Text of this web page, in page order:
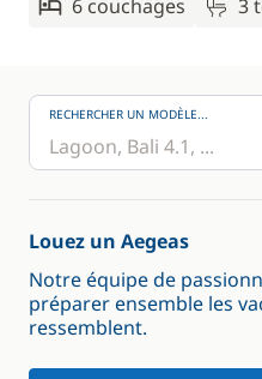
6 couchages
3
RECHERCHER UN MODÈLE...
Louez un Aegeas
Notre équipe de
préparer ensemble les
ressemblent.